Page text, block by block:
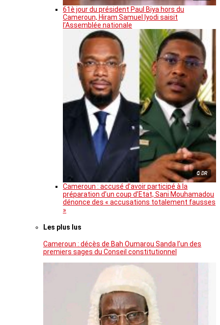
61è jour du président Paul Biya hors du
Cameroun, Hiram Samuel Iyodi saisit
l’Assemblée nationale
© DR
Cameroun : accusé d’avoir participé à la
préparation d’un coup d’Etat, Sani Mouhamadou
dénonce des « accusations totalement fausses
»
Les plus lus
Cameroun : décès de Bah Oumarou Sanda l’un des
premiers sages du Conseil constitutionnel